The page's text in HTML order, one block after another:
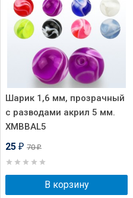
Шарик 1,6 мм, прозрачный
с разводами акрил 5 мм.
XMBBAL5
25 ₽ 70₽
В корзину